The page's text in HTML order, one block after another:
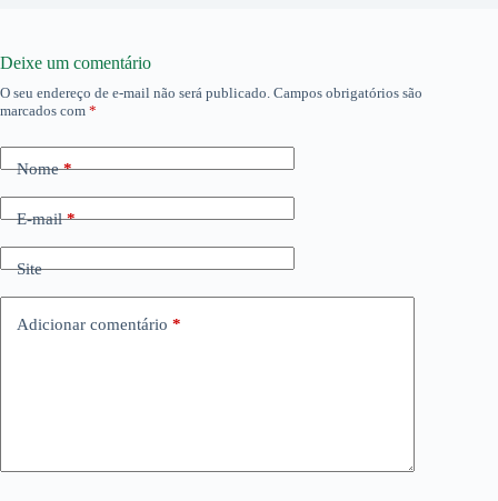
Deixe um comentário
O seu endereço de e-mail não será publicado. Campos obrigatórios são
marcados com *
Nome*
E-mail*
Site
Adicionar comentário *